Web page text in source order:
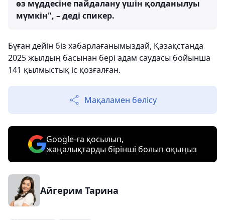
өз мүддесіне пайдалану үшін қолданылуы
мүмкін", – деді спикер.
Бұған дейін біз хабарлағанымыздай, Қазақстанда
2025 жылдың басынан бері адам саудасы бойынша
141 қылмыстық іс қозғалған.
Мақаламен бөлісу
Google-ға қосылып,
жаңалықтарды бірінші болып оқыңыз
Айгерим Тарина